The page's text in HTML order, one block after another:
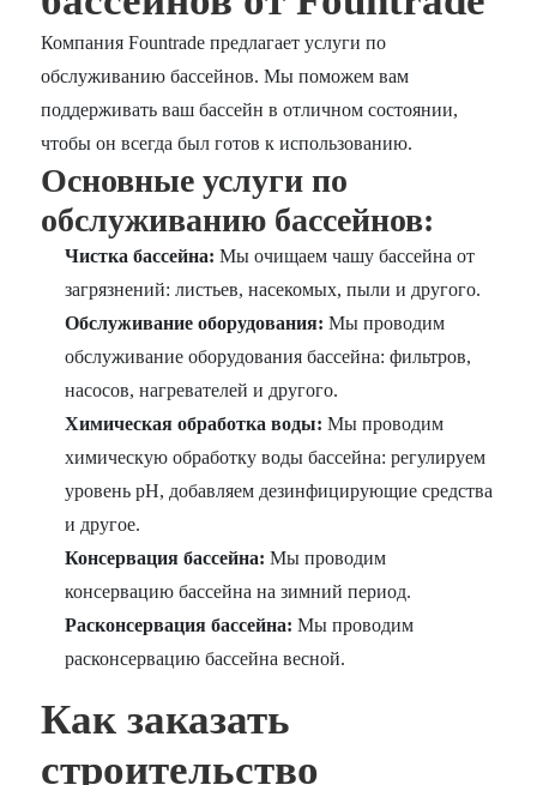
Компания Fountrade предлагает услуги по
обслуживанию бассейнов. Мы поможем вам
поддерживать ваш бассейн в отличном состоянии,
чтобы он всегда был готов к использованию.
Основные услуги по
обслуживанию бассейнов:
Чистка бассейна: Мы очищаем чашу бассейна от
загрязнений: листьев, насекомых, пыли и другого.
Обслуживание оборудования: Мы проводим
обслуживание оборудования бассейна: фильтров,
насосов, нагревателей и другого.
Химическая обработка воды: Мы проводим
химическую обработку воды бассейна: регулируем
уровень pH, добавляем дезинфицирующие средства
и другое.
Консервация бассейна: Мы проводим
консервацию бассейна на зимний период.
Расконсервация бассейна: Мы проводим
расконсервацию бассейна весной.
Как заказать
строительство